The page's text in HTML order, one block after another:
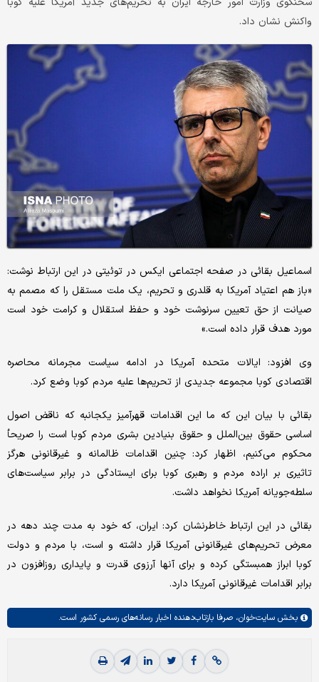
واکنش نشان داد.
اسماعیل بقائی در صفحه اجتماعی ایکس در توئیتی در این ارتباط نوشت:
«باز هم اعتیاد آمریکا به قلدری و تحریم، یک ملت مستقل را که مصمم به
صیانت از حق تعیین سرنوشت خود و حفظ استقلال و کرامت خود است
مورد هدف قرار داده است.»
وی افزود: ایالات متحده آمریکا در ادامه سیاست مجرمانه محاصره
اقتصادی کوبا مجموعه جدیدی از تحریم‌ها علیه مردم کوبا وضع کرد.
بقائی با بیان این که ما این اقدامات قهرآمیز یکجانبه که ناقض اصول
اساسی حقوق بین‌الملل و حقوق بنیادین بشری مردم کوبا است را صریحأ
محکوم می‌کنیم، اظهار کرد: چنین اقدامات ظالمانه و غیرقانونی هرگز
تاثیری بر اراده مردم و رهبری کوبا برای ایستادگی در برابر سیاست‌های
سلطه‌جویانه آمریکا نخواهد داشت.
بقائی در این ارتباط خاطرنشان کرد: ایران، که خود به مدت چند دهه در
معرض تحریم‌های غیرقانونی آمریکا قرار داشته و است، با مردم و دولت
کوبا ابراز همبستگی کرده و برای آنها آرزوی قدرت و پایداری روزافزون در
برابر اقدامات غیرقانونی آمریکا دارد.
بخش سایت‌خوان، صرفا بازتاب‌دهنده اخبار رسانه‌های رسمی کشور است.